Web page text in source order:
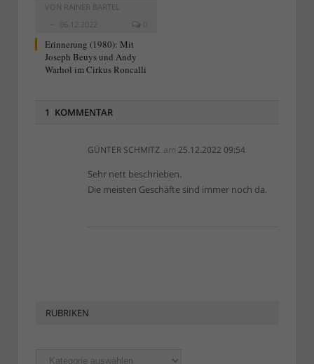
VON RAINER BARTEL
06.12.2022
0
Erinnerung (1980): Mit
Joseph Beuys und Andy
Warhol im Cirkus Roncalli
1 KOMMENTAR
GÜNTER SCHMITZ am 25.12.2022 09:54
Sehr nett beschrieben.
Die meisten Geschäfte sind immer noch da.
RUBRIKEN
Rubriken